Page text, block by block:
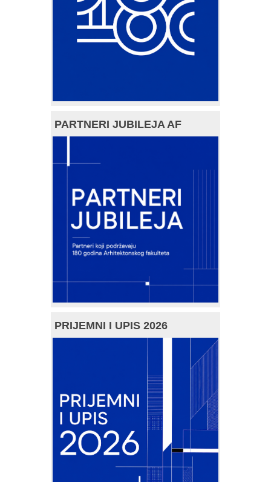
PARTNERI JUBILEJA AF
PRIJEMNI I UPIS 2026